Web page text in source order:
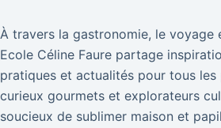
À travers la gastronomie, le voyage
Ecole Céline Faure partage
pratiques et actualités pour tous les
curieux gourmets et explorateurs
soucieux de sublimer maison et